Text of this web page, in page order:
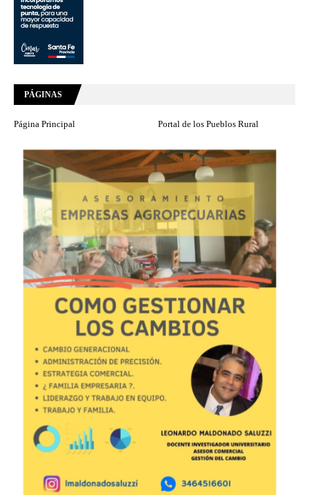
PÁGINAS
Página Principal Portal de los Pueblos Rural